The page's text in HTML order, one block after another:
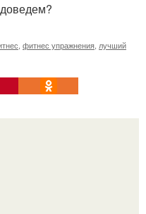
, фитнес упражнения, лучший